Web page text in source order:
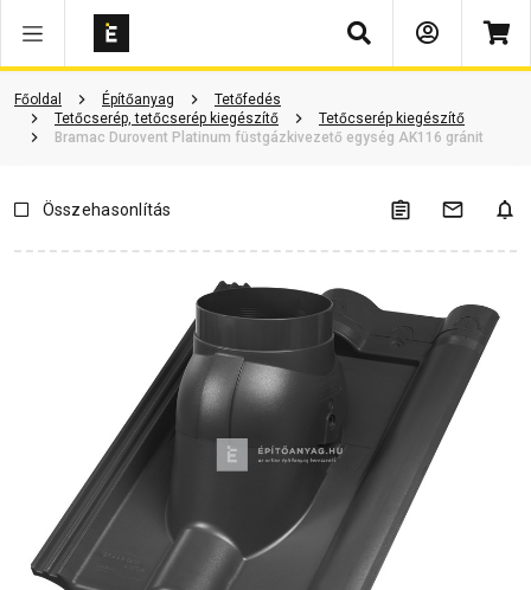
Keresés
Főoldal Építőanyag
Tetőfedés
Tetőcserép, tetőcserép kiegészítő
Tetőcserép kiegészítő
Bramac Durovent Platinum füstgázkivezető egység AK116 gránit
Vásárlói vélemények Kérdések és válaszok Kapcsolódó cikkek
Összehasonlítás